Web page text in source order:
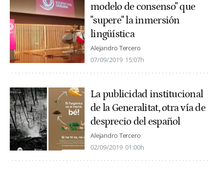
modelo de consenso" que
"supere" la inmersión
lingüística
Alejandro Tercero
07/09/2019 15:07h
La publicidad institucional
de la Generalitat, otra vía de
desprecio del español
Alejandro Tercero
02/09/2019 01:00h